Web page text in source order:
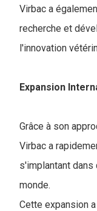
Virbac a
recherche et
l'innovation
Expansion
Grâce à son
Virbac a
s'implantant dans
monde.
Cette expansion